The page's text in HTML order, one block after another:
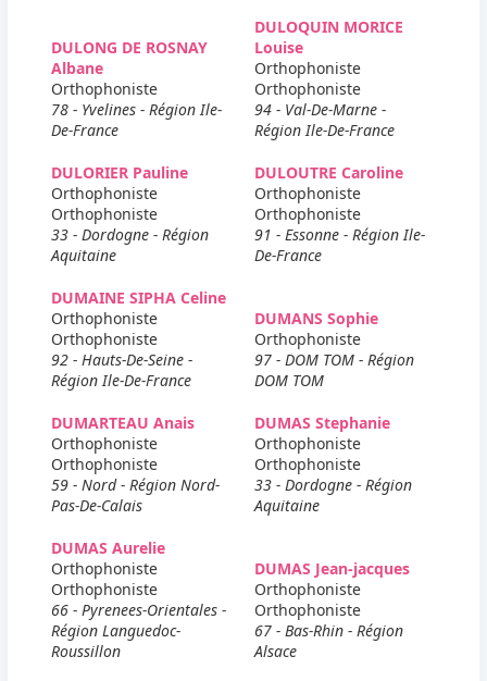
DULONG DE ROSNAY
Albane
Orthophoniste
78 - Yvelines - Région Ile-
De-France
DULOQUIN MORICE
Louise
Orthophoniste
Orthophoniste
94 - Val-De-Marne -
Région Ile-De-France
DULORIER Pauline
Orthophoniste
Orthophoniste
33 - Dordogne - Région
Aquitaine
DULOUTRE Caroline
Orthophoniste
Orthophoniste
91 - Essonne - Région Ile-
De-France
DUMAINE SIPHA Celine
Orthophoniste
Orthophoniste
92 - Hauts-De-Seine -
Région Ile-De-France
DUMANS Sophie
Orthophoniste
97 - DOM TOM - Région
DOM TOM
DUMARTEAU Anais
Orthophoniste
Orthophoniste
59 - Nord - Région Nord-
Pas-De-Calais
DUMAS Stephanie
Orthophoniste
Orthophoniste
33 - Dordogne - Région
Aquitaine
DUMAS Aurelie
Orthophoniste
Orthophoniste
66 - Pyrenees-Orientales -
Région Languedoc-
Roussillon
DUMAS Jean-jacques
Orthophoniste
Orthophoniste
67 - Bas-Rhin - Région
Alsace